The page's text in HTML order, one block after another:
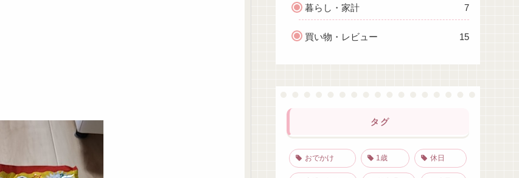
暮らし・家計 7
買い物・レビュー 15
タグ
おでかけ 1歳 休日